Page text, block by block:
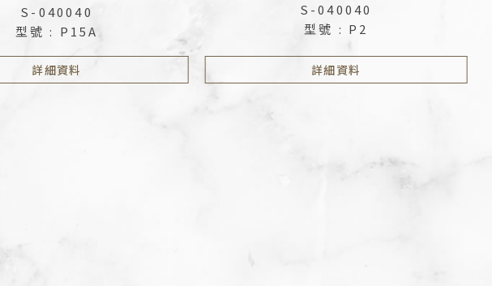
S-040040
型號 : P15A
詳細資料
S-040040
型號 : P2
詳細資料